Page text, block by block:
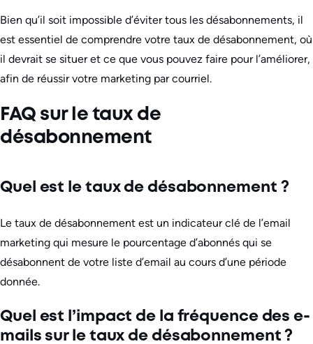
Bien qu’il soit impossible d’éviter tous les désabonnements, il
est essentiel de comprendre votre taux de désabonnement, où
il devrait se situer et ce que vous pouvez faire pour l’améliorer,
afin de réussir votre marketing par courriel.
FAQ sur le taux de
désabonnement
Quel est le taux de désabonnement ?
Le taux de désabonnement est un indicateur clé de l’email
marketing qui mesure le pourcentage d’abonnés qui se
désabonnent de votre liste d’email au cours d’une période
donnée.
Quel est l’impact de la fréquence des e-
mails sur le taux de désabonnement ?